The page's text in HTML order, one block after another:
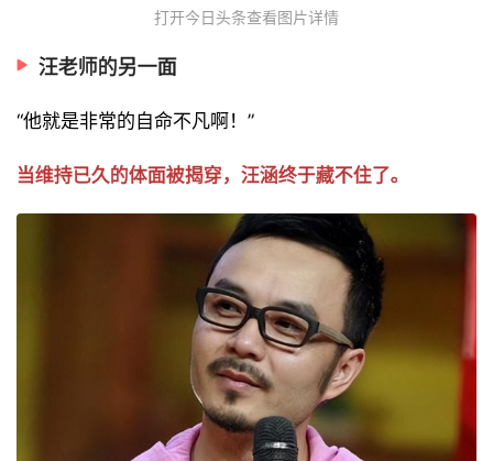
打开今日头条查看图片详情
汪老师的另一面
“他就是非常的自命不凡啊！”
当维持已久的体面被揭穿，汪涵终于藏不住了。